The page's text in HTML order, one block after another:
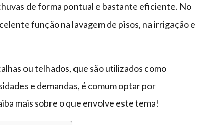
de forma pontual e bastante eficiente. No
função na lavagem de pisos, na irrigação e
ou telhados, que são utilizados como
e demandas, é comum optar por
mais sobre o que envolve este tema!